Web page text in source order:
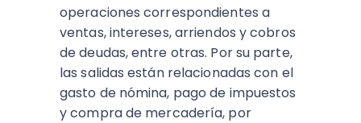
operaciones correspondientes a
ventas, intereses, arriendos y cobros
de deudas, entre otras. Por su parte,
las salidas están relacionadas con el
gasto de nómina, pago de impuestos
y compra de mercadería, por